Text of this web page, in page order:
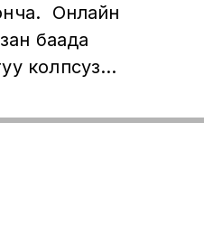
Онлайн
баада
колпсуз